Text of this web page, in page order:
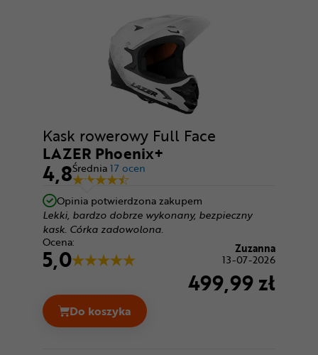
Kask rowerowy Full Face
LAZER Phoenix+
4,8Średnia17 ocen
Opinia potwierdzona zakupem
Lekki, bardzo dobrze wykonany, bezpieczny
kask. Córka zadowolona.
Ocena:
5,0 Zuzanna
13-07-2026
499,99 zł
Do koszyka
Kask rowerowy Full Face LAZER